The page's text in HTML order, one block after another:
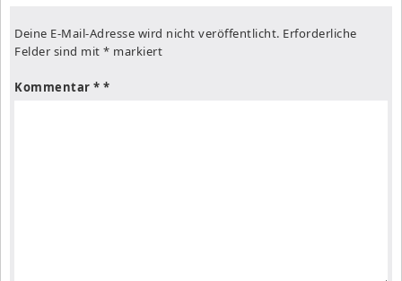
Deine E-Mail-Adresse wird nicht veröffentlicht. Erforderliche
Felder sind mit * markiert
Kommentar *